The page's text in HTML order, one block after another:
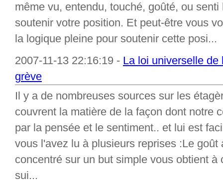
même vu, entendu, touché, goûté, ou
soutenir votre position. Et peut-être vous
la logique pleine pour soutenir cette posi...
2007-11-13 22:16:19 - La loi universelle
grève
Il y a de nombreuses sources sur les
couvrent la matière de la façon dont notre
par la pensée et le sentiment.. et lui est
vous l'avez lu à plusieurs reprises :Le goût
concentré sur un but simple vous obtient
sui...